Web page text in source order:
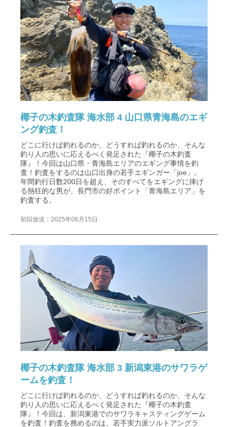
椰子の木釣査隊 海水部 4 山口県青海島のエギ
ング釣査！
どこに行けば釣れるのか、どうすれば釣れるのか、そんな
釣り人の思いに応えるべく発足された『椰子の木釣査
隊』！今回は山口県・青海島エリアのエギング事情を釣
査！釣査をするのは山口出身の若手エギンガー「joe」。
年間釣行日数200日を超え、そのすべてをエギングに捧げ
る熱狂的な男が、長門市の好ポイント「青海島エリア」を
釣査する。
初回放送：2025年06月15日
椰子の木釣査隊 海水部 3 新潟東港のサワラゲ
ームを釣査！
どこに行けば釣れるのか、どうすれば釣れるのか、そんな
釣り人の思いに応えるべく発足された『椰子の木釣査
隊』！今回は、新潟東港でのサワラキャスティングゲーム
を釣査！釣査を務めるのは、若手実力派ソルトアングラ